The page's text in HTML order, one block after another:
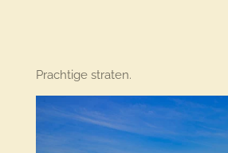
Prachtige straten.